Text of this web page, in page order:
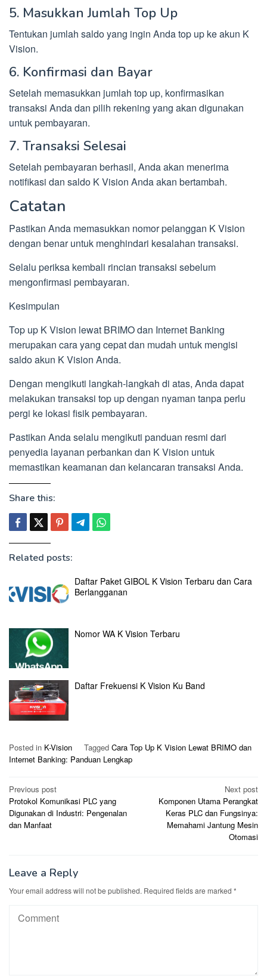
5. Masukkan Jumlah Top Up
Tentukan jumlah saldo yang ingin Anda top up ke akun K
Vision.
6. Konfirmasi dan Bayar
Setelah memasukkan jumlah top up, konfirmasikan
transaksi Anda dan pilih rekening yang akan digunakan
untuk pembayaran.
7. Transaksi Selesai
Setelah pembayaran berhasil, Anda akan menerima
notifikasi dan saldo K Vision Anda akan bertambah.
Catatan
Pastikan Anda memasukkan nomor pelanggan K Vision
dengan benar untuk menghindari kesalahan transaksi.
Selalu periksa kembali rincian transaksi sebelum
mengonfirmasi pembayaran.
Kesimpulan
Top up K Vision lewat BRIMO dan Internet Banking
merupakan cara yang cepat dan mudah untuk mengisi
saldo akun K Vision Anda.
Dengan mengikuti langkah-langkah di atas, Anda dapat
melakukan transaksi top up dengan nyaman tanpa perlu
pergi ke lokasi fisik pembayaran.
Pastikan Anda selalu mengikuti panduan resmi dari
penyedia layanan perbankan dan K Vision untuk
memastikan keamanan dan kelancaran transaksi Anda.
Share this:
Related posts:
Daftar Paket GIBOL K Vision Terbaru dan Cara
Berlangganan
Nomor WA K Vision Terbaru
Daftar Frekuensi K Vision Ku Band
Posted in K-Vision Tagged Cara Top Up K Vision Lewat BRIMO dan
Internet Banking: Panduan Lengkap
Post
navigation
Previous post
Protokol Komunikasi PLC yang
Digunakan di Industri: Pengenalan
dan Manfaat
Next post
Komponen Utama Perangkat
Keras PLC dan Fungsinya:
Memahami Jantung Mesin
Otomasi
Leave a Reply
Your email address will not be published. Required fields are marked *